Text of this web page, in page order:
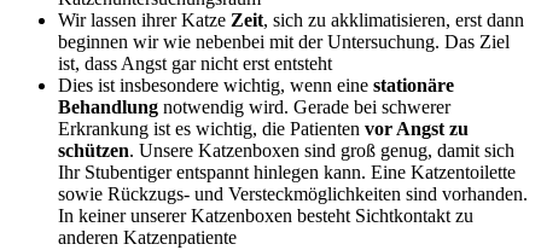
Wir lassen ihrer Katze Zeit, sich zu akklimatisieren, erst dann
beginnen wir wie nebenbei mit der Untersuchung. Das Ziel
ist, dass Angst gar nicht erst entsteht
Dies ist insbesondere wichtig, wenn eine stationäre
Behandlung notwendig wird. Gerade bei schwerer
Erkrankung ist es wichtig, die Patienten vor Angst zu
schützen. Unsere Katzenboxen sind groß genug, damit sich
Ihr Stubentiger entspannt hinlegen kann. Eine Katzentoilette
sowie Rückzugs- und Versteckmöglichkeiten sind vorhanden.
In keiner unserer Katzenboxen besteht Sichtkontakt zu
anderen Katzenpatiente